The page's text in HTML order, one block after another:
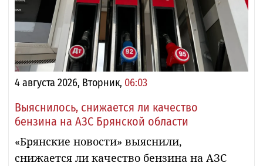
4 августа 2026, Вторник, 06:03
Выяснилось, снижается ли качество
бензина на АЗС Брянской области
«Брянские новости» выяснили,
снижается ли качество бензина на АЗС